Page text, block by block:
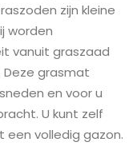
zijn kleine
worden
vanuit graszaad
grasmat
en voor u
U kunt zelf
volledig gazon.